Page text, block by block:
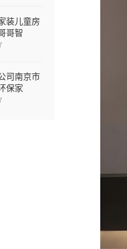
装儿童房
哥智
司南京市
保家